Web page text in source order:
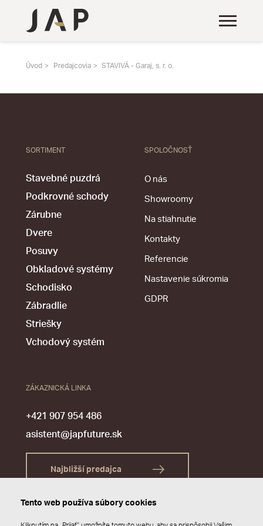
Úvod Predajcovia STAVIVÁ - Garaj, s. r. o.
SORTIMENT
Stavebné puzdrá
Podkrovné schody
Zárubne
Dvere
Posuvy
Obkladové systémy
Schodisko
Zábradlie
Striešky
Vchodový systém
SPOLOČNOSŤ
O nás
Showroomy
Na stiahnutie
Kontakty
Referencie
Nastavenie súkromia
GDPR
ZÁKAZNICKÁ LINKA
+421 907 954 486
asistent@japfuture.sk
Najbližší predajca
Tento web používa súbory cookies